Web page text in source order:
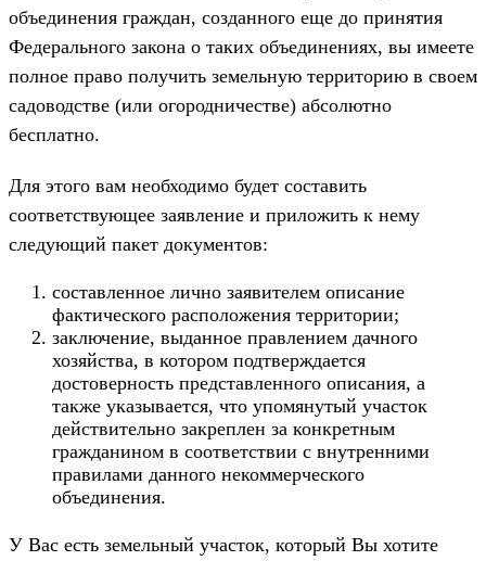
объединения граждан, созданного еще до принятия
Федерального закона о таких объединениях, вы имеете
полное право получить земельную территорию в своем
садоводстве (или огородничестве) абсолютно
бесплатно.
Для этого вам необходимо будет составить
соответствующее заявление и приложить к нему
следующий пакет документов:
составленное лично заявителем описание
фактического расположения территории;
заключение, выданное правлением дачного
хозяйства, в котором подтверждается
достоверность представленного описания, а
также указывается, что упомянутый участок
действительно закреплен за конкретным
гражданином в соответствии с внутренними
правилами данного некоммерческого
объединения.
У Вас есть земельный участок, который Вы хотите